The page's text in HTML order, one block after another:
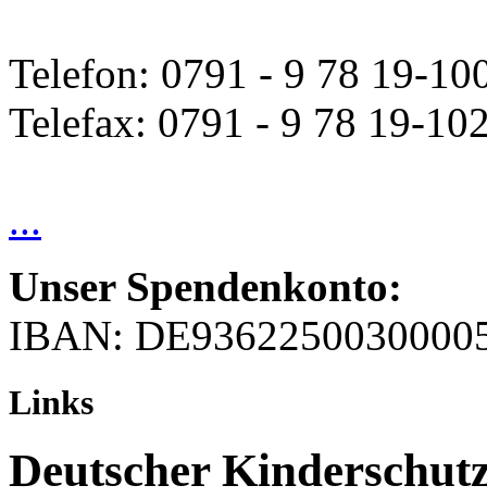
Telefon: 0791 - 9 78 19-
Telefax: 0791 - 9 78 19-
...
Unser Spendenkonto:
IBAN:
Links
Deutscher